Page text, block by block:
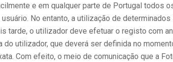
e em qualquer parte de Portugal todos
No entanto, a utilização de
tarde, o utilizador deve efetuar o registo com
utilizador, que deverá ser definida no
Com efeito, o meio de comunicação que a